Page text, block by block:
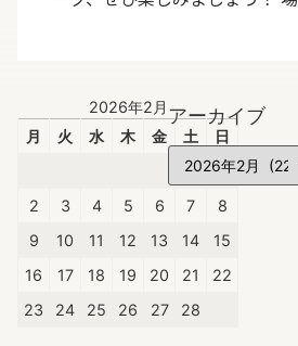
2026年2月
月
火 水 木 金 土
日
1
2
3 4 5 6 7
8
9
10 11 12 13 14
15
16
17 18 19 20 21
22
23
24 25 26 27 28
アーカイブ